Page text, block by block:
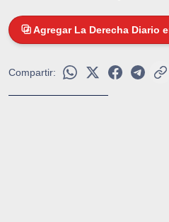
Agregar La Derecha Diario
Compartir: